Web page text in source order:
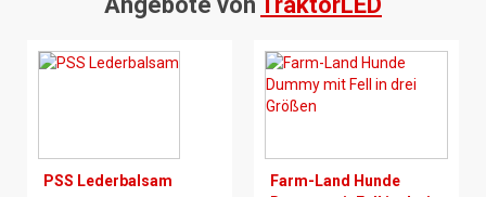
PSS Lederbalsam
Farm-Land Hunde